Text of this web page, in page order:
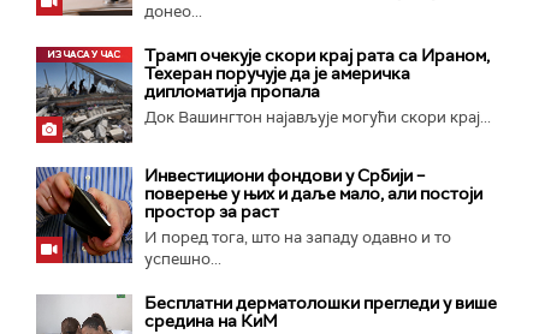
донео...
Трамп очекује скори крај рата са Ираном,
Техеран поручује да је америчка
дипломатија пропала
Док Вашингтон најављује могући скори крај...
Инвестициони фондови у Србији –
поверење у њих и даље мало, али постоји
простор за раст
И поред тога, што на западу одавно и то
успешно...
Бесплатни дерматолошки прегледи у више
средина на КиМ